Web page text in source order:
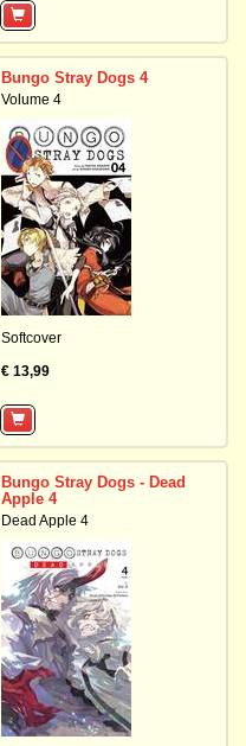
Bungo Stray Dogs 4
Volume 4
Softcover
€ 13,99
Bungo Stray Dogs - Dead
Apple 4
Dead Apple 4